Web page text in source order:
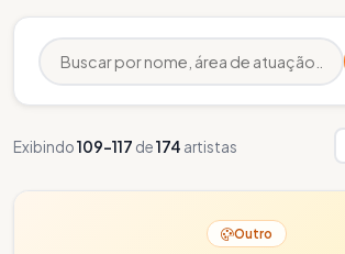
Exibindo109–117 de174 artistas
Outro